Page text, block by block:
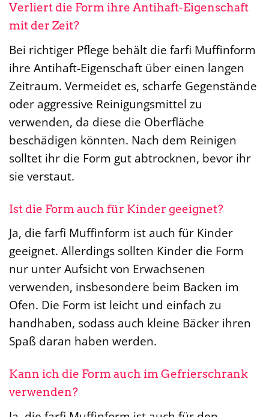
Verliert die Form ihre Antihaft-Eigenschaft
mit der Zeit?
Bei richtiger Pflege behält die farfi Muffinform
ihre Antihaft-Eigenschaft über einen langen
Zeitraum. Vermeidet es, scharfe Gegenstände
oder aggressive Reinigungsmittel zu
verwenden, da diese die Oberfläche
beschädigen könnten. Nach dem Reinigen
solltet ihr die Form gut abtrocknen, bevor ihr
sie verstaut.
Ist die Form auch für Kinder geeignet?
Ja, die farfi Muffinform ist auch für Kinder
geeignet. Allerdings sollten Kinder die Form
nur unter Aufsicht von Erwachsenen
verwenden, insbesondere beim Backen im
Ofen. Die Form ist leicht und einfach zu
handhaben, sodass auch kleine Bäcker ihren
Spaß daran haben werden.
Kann ich die Form auch im Gefrierschrank
verwenden?